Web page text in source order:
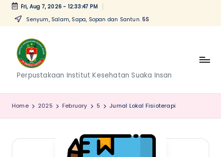
content
Fri, Aug 7, 2026 - 12:33:48 PM
Senyum, Salam, Sapa, Sopan dan Santun. 5S
P
e
r
u
Perpustakaan Institut Kesehatan Suaka Insan
Home 2025 February 5 Jurnal Lokal Fisioterapi